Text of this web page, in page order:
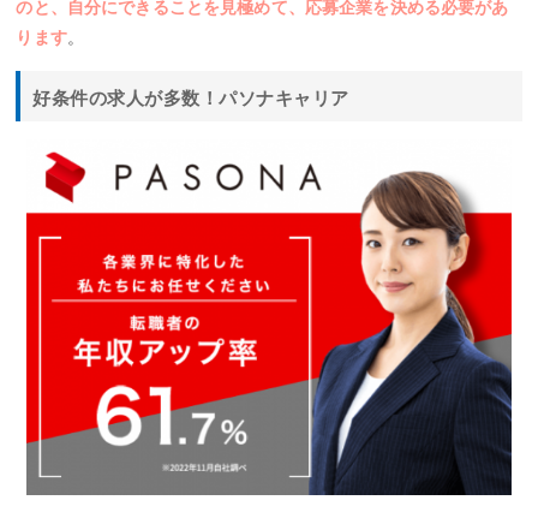
のと、自分にできることを見極めて、応募企業を決める必要があ
ります。
好条件の求人が多数！パソナキャリア